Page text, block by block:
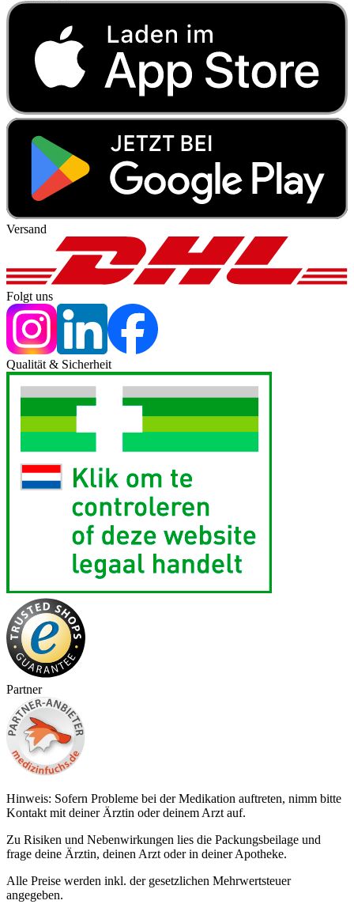
Versand
Folgt uns
Qualität & Sicherheit
Partner
Hinweis: Sofern Probleme bei der Medikation auftreten, nimm bitte
Kontakt mit deiner Ärztin oder deinem Arzt auf.
Zu Risiken und Nebenwirkungen lies die Packungsbeilage und
frage deine Ärztin, deinen Arzt oder in deiner Apotheke.
Alle Preise werden inkl. der gesetzlichen Mehrwertsteuer
angegeben.